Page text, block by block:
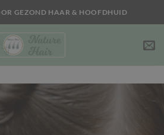
GEZOND HAAR & HOOFDHUID